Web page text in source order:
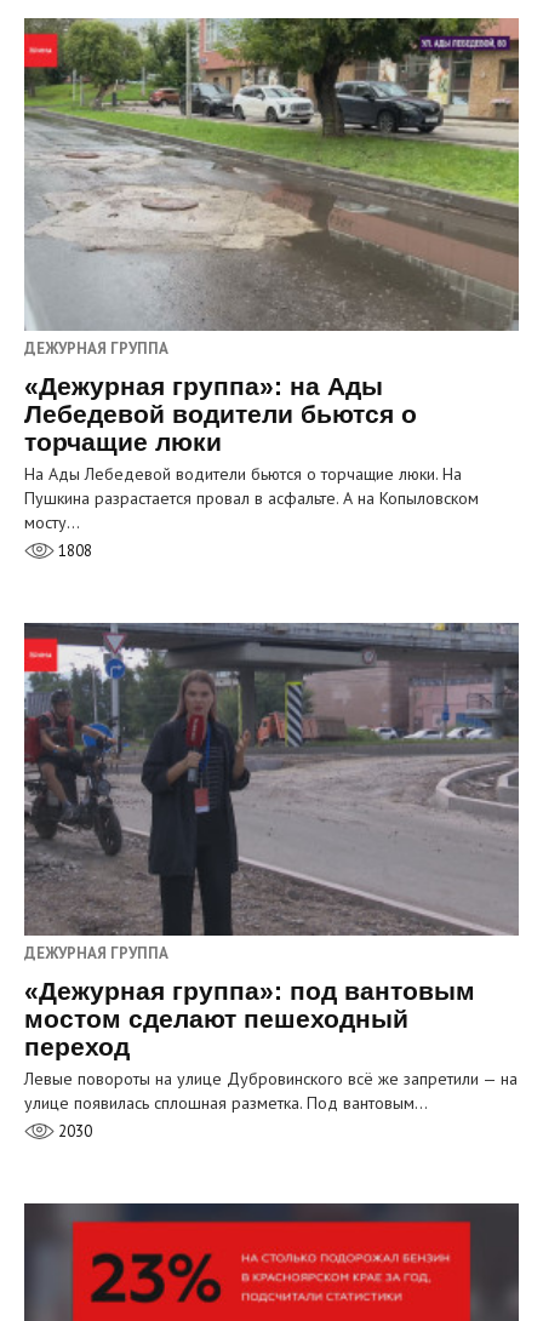
ДЕЖУРНАЯ ГРУППА
«Дежурная группа»: на Ады
Лебедевой водители бьются о
торчащие люки
На Ады Лебедевой водители бьются о торчащие люки. На
Пушкина разрастается провал в асфальте. А на Копыловском
мосту…
1808
ДЕЖУРНАЯ ГРУППА
«Дежурная группа»: под вантовым
мостом сделают пешеходный
переход
Левые повороты на улице Дубровинского всё же запретили — на
улице появилась сплошная разметка. Под вантовым…
2030